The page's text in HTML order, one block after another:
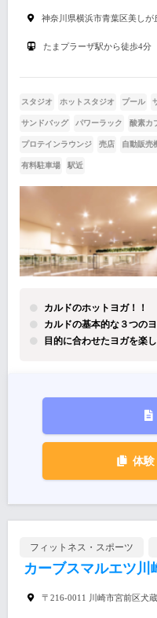
神奈川県横浜市青葉区美しが
たまプラーザ駅から徒歩4分
スタジオ ホットスタジオ プール
サンドバッグ パワーラック 酸素カ
プロテインラウンジ 売店 自動販売
有料駐車場 駅近
カルドのホットヨガ！！
カルドの基本的な３つの
目的に合わせたヨガを楽し
体験
フィットネス・スポーツ
カーブスマルエツ川
〒216-0011 川崎市宮前区犬